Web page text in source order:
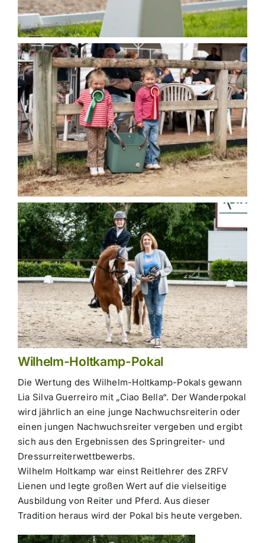
Wilhelm-Holtkamp-Pokal
Die Wertung des Wilhelm-Holtkamp-Pokals gewann
Lia Silva Guerreiro mit „Ciao Bella“. Der Wanderpokal
wird jährlich an eine junge Nachwuchsreiterin oder
einen jungen Nachwuchsreiter vergeben und ergibt
sich aus den Ergebnissen des Springreiter- und
Dressurreiterwettbewerbs.
Wilhelm Holtkamp war einst Reitlehrer des ZRFV
Lienen und legte großen Wert auf die vielseitige
Ausbildung von Reiter und Pferd. Aus dieser
Tradition heraus wird der Pokal bis heute vergeben.